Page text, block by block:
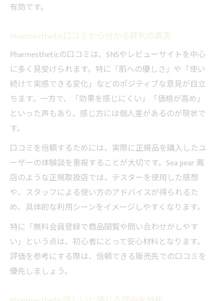
偽物を避けるためのPharmesthetic購入チェック
法
Pharmesthetic偽物を見抜くチェックポイン
ト
セメンザルライト公式の見分け方を解説
Pharmesthetic購入時に注意するべきサイン
Pharmesthetic怪しい販売先を避けるコツ
日常ケアに生かすPharmestheticの正しい使い方
Pharmesthetic正しい使い方と基本の手順
セメンザルライト効果的な使用順序を解説
Pharmesthetic使い方で失敗しないコツ
Pharmesthetic日常ケアに活かすポイント
口コミから学ぶPharmestheticの応用方法
有効です。
Pharmesthetic口コミから分かる評判の真実
Pharmestheticの口コミは、SNSやレビューサイトを中心
に多く見受けられます。特に「肌への優しさ」や「使い
続けて実感できる変化」などのポジティブな意見が目立
ちます。一方で、「効果を感じにくい」「価格が高め」
といった声もあり、感じ方には個人差があるのが現状で
す。
口コミを信頼するためには、実際に正規品を購入したユ
ーザーの体験談を重視することが大切です。Sea pear 鳳
店のような正規取扱店では、テスターを使用した感想
や、スタッフによる使い方のアドバイスが得られるた
め、具体的な利用シーンをイメージしやすくなります。
特に「無料会員登録で商品閲覧や問い合わせがしやす
い」という点は、初心者にとって安心材料となります。
評価を参考にする際は、信頼できる販売先での口コミを
優先しましょう。